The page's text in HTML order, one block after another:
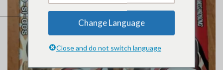
Change Language
Close and do not switch language